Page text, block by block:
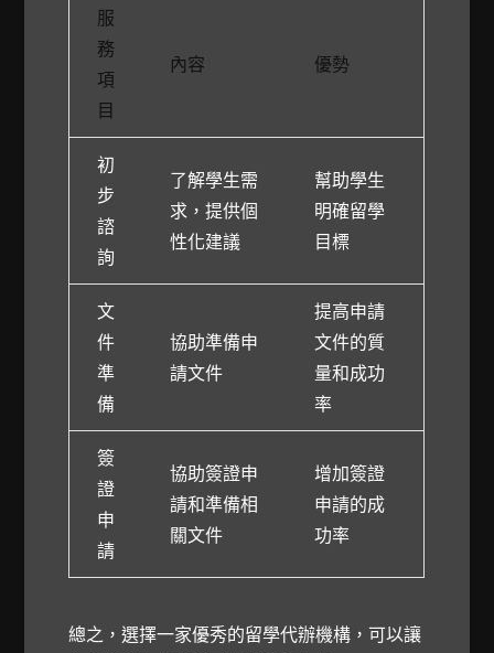
服
務
項
目
內容 優勢
初
步
諮
詢
了解學生需
求，提供個
性化建議
幫助學生
明確留學
目標
文
件
準
備
協助準備申
請文件
提高申請
文件的質
量和成功
率
簽
證
申
請
協助簽證申
請和準備相
關文件
增加簽證
申請的成
功率
總之，選擇一家優秀的留學代辦機構，可以讓